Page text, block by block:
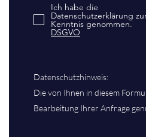
Ich habe die
Datenschutzerklärung
Kenntnis genommen.
DSGVO
Datenschutzhinweis:
Die von Ihnen in diesem
Bearbeitung Ihrer Anfrage